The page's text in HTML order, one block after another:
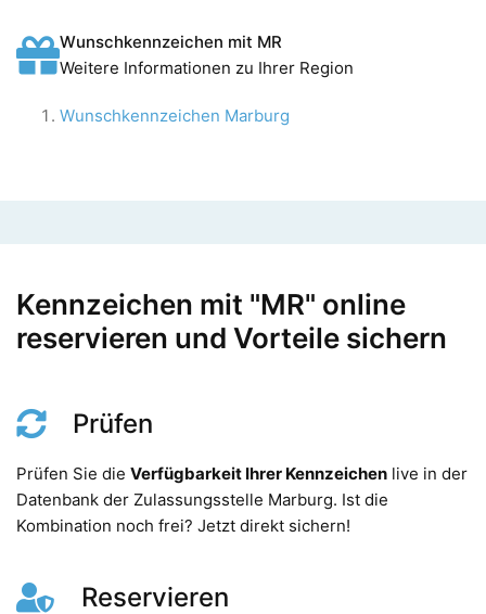
Wunschkennzeichen mit MR
Weitere Informationen zu Ihrer Region
Wunschkennzeichen Marburg
Kennzeichen mit "MR" online
reservieren und Vorteile sichern
Prüfen
Prüfen Sie die Verfügbarkeit Ihrer Kennzeichen live in der
Datenbank der Zulassungsstelle Marburg. Ist die
Kombination noch frei? Jetzt direkt sichern!
Reservieren